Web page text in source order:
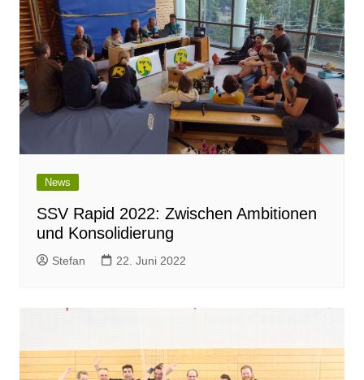
News
SSV Rapid 2022: Zwischen Ambitionen
und Konsolidierung
Stefan 22. Juni 2022